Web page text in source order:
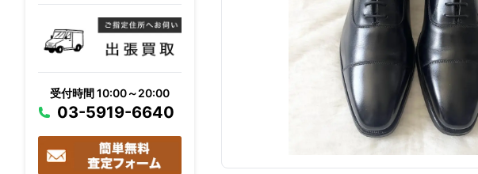
受付時間 10:00～20:00
03-5919-6640